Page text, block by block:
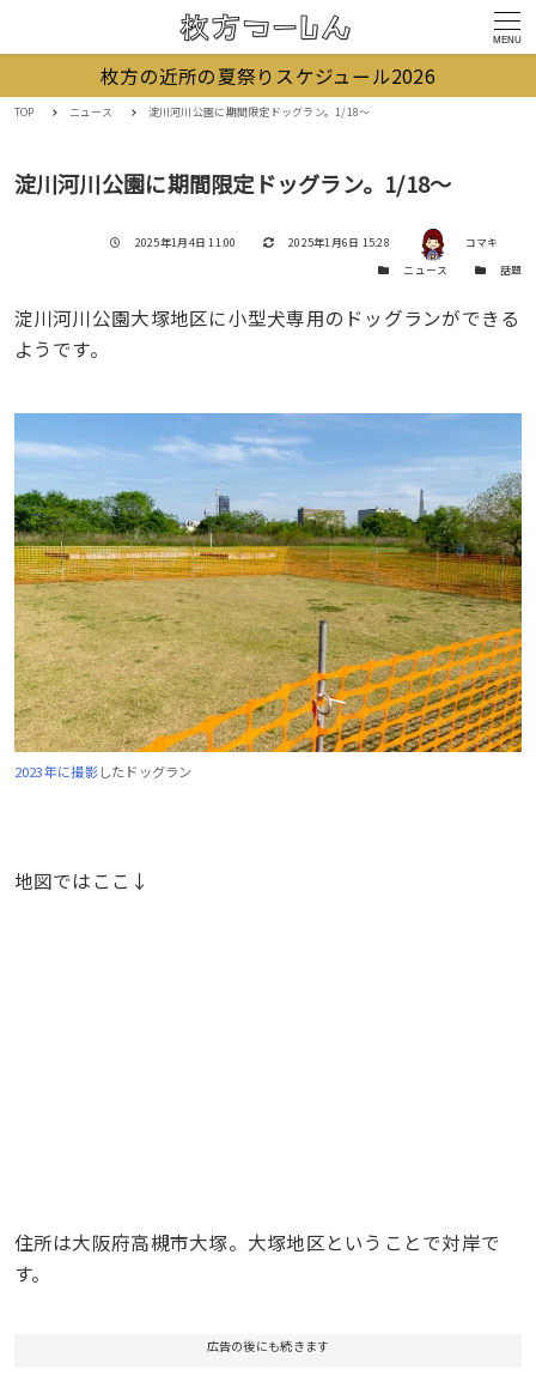
MENU
枚方の近所の夏祭りスケジュール2026
TOP ニュース 淀川河川公園に期間限定ドッグラン。1/18〜
淀川河川公園に期間限定ドッグラン。1/18〜
投稿日
2025年1月4日 11:00 更新日
2025年1月6日 15:28 著者
コマキ
カテゴリー
ニュース カテゴリー
話題
淀川河川公園大塚地区に小型犬専用のドッグランができる
ようです。
2023年に撮影したドッグラン
地図ではここ↓
住所は大阪府高槻市大塚。大塚地区ということで対岸で
す。
広告の後にも続きます